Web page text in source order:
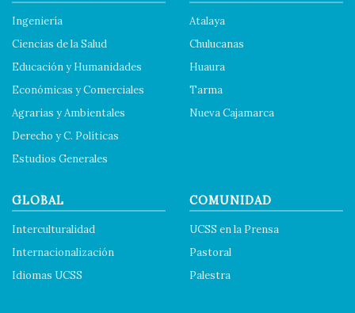
Ingeniería
Ciencias de la Salud
Educación y Humanidades
Económicas y Comerciales
Agrarias y Ambientales
Derecho y C. Políticas
Estudios Generales
Atalaya
Chulucanas
Huaura
Tarma
Nueva Cajamarca
GLOBAL
Interculturalidad
Internacionalización
Idiomas UCSS
COMUNIDAD
UCSS en la Prensa
Pastoral
Palestra